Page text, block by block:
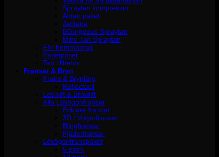
Spraytan kompressor
Airtan paket
Jantana
BGorgeous Spraytan
Mine Tan Spraytan
För hemmabruk
Paketpriser
Tan tillbehör
Fransar & Bryn
Frans & Brynfärg
Reflectocil
Lashlift & Browlift
Alla Lösögonfransar
Enklare fransar
3D / Volymfransar
Blingfransar
Fjäderfransar
Lösögonfranspaket
5-pack